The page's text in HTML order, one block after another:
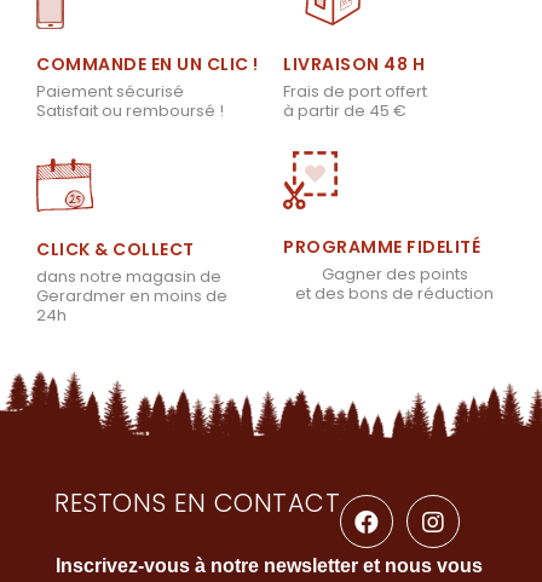
COMMANDE EN UN CLIC !
Paiement sécurisé
Satisfait ou remboursé !
LIVRAISON 48 H
Frais de port offert
à partir de 45 €
CLICK & COLLECT
dans notre magasin de
Gerardmer en moins de
24h
PROGRAMME FIDELITÉ
Gagner des points
et des bons de réduction
RESTONS EN CONTACT
Inscrivez-vous à notre newsletter et nous vous